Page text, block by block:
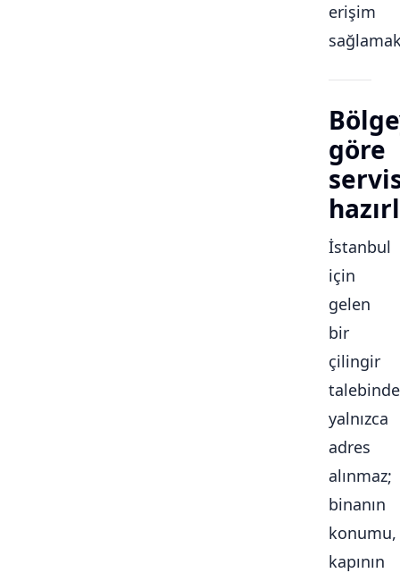
erişim
göre
İstanbul
için
gelen
bir
çilingir
talebinde
yalnızca
adres
alınmaz;
binanın
konumu,
kapının